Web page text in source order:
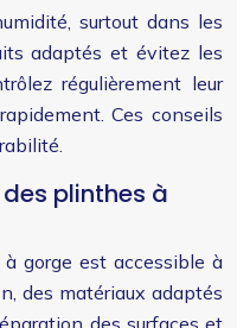
surtout dans les
adaptés et évitez les
régulièrement leur
Ces conseils
plinthes à
gorge est accessible à
des matériaux adaptés
des surfaces et